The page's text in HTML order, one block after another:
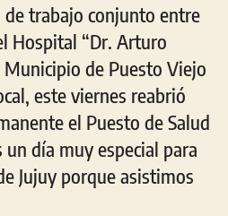
de trabajo conjunto entre
Hospital “Dr. Arturo
Municipio de Puesto Viejo
este viernes reabrió
el Puesto de Salud
un día muy especial para
Jujuy porque asistimos